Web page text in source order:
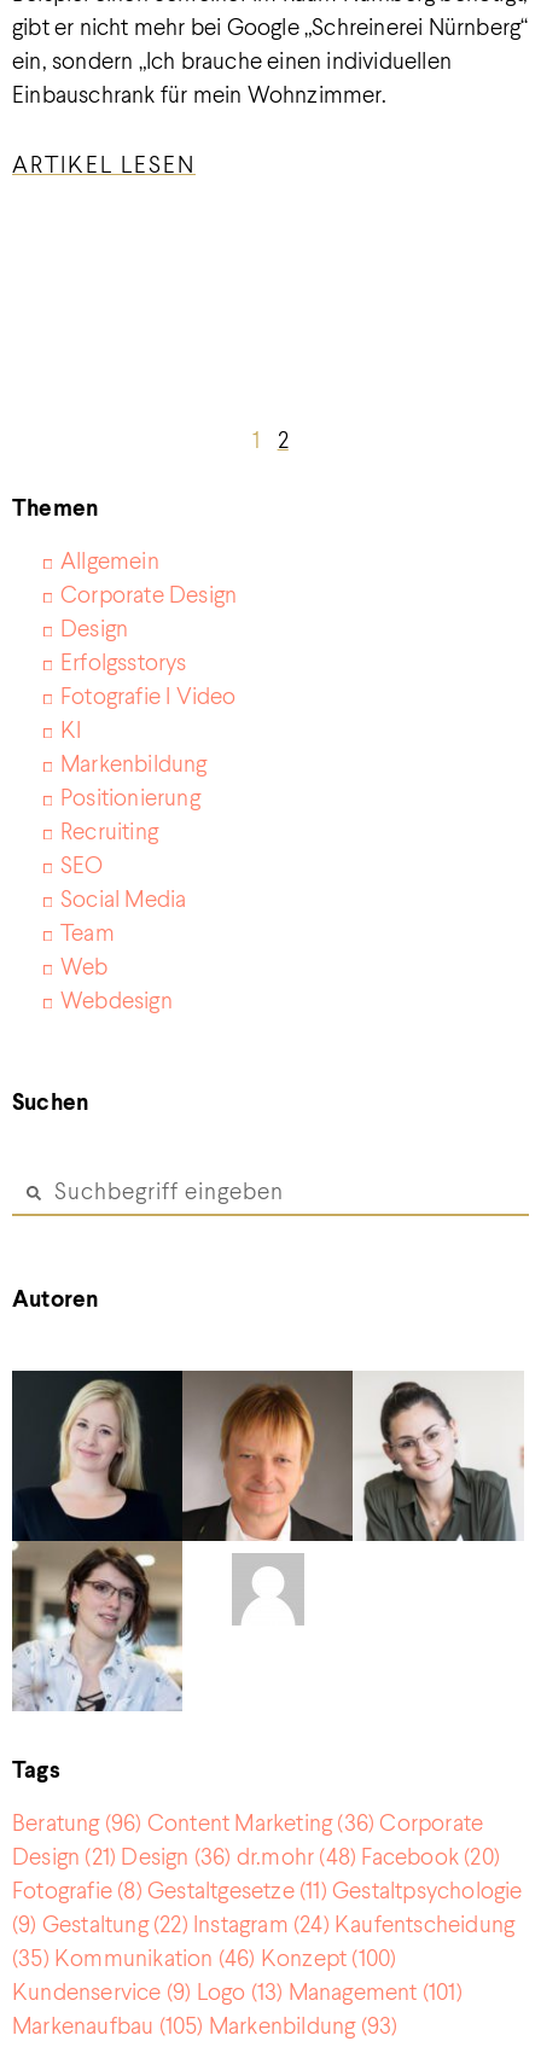
gibt er nicht mehr bei Google „Schreinerei Nürnberg“
ein, sondern „Ich brauche einen individuellen
Einbauschrank für mein Wohnzimmer.
ARTIKEL LESEN
1 2
Themen
Allgemein
Corporate Design
Design
Erfolgsstorys
Fotografie I Video
KI
Markenbildung
Positionierung
Recruiting
SEO
Social Media
Team
Web
Webdesign
Suchen
Autoren
Tags
Beratung(96) Content Marketing(36) Corporate
Design (21) Design (36) dr.mohr (48) Facebook (20)
Fotografie (8) Gestaltgesetze(11) Gestaltpsychologie
(9) Gestaltung(22) Instagram (24) Kaufentscheidung
(35) Kommunikation (46) Konzept (100)
Kundenservice (9) Logo (13) Management (101)
Markenaufbau (105) Markenbildung(93)